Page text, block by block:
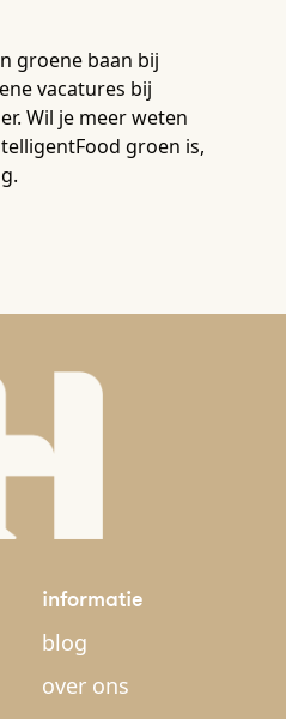
groene baan bij
vacatures bij
Wil je meer weten
groen is,
informatie
blog
over ons